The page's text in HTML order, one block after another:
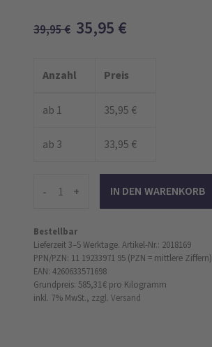
39,95€ 35,95 €
Anzahl Preis
ab 1 35,95 €
ab 3 33,95 €
- +
Bestellbar
Lieferzeit 3–5 Werktage. Artikel-Nr.: 2018169
PPN/PZN: 11 19233971 95 (PZN = mittlere Ziffern)
EAN: 4260633571698
Grundpreis: 585,31 € pro Kilogramm
inkl. 7% MwSt., zzgl. Versand